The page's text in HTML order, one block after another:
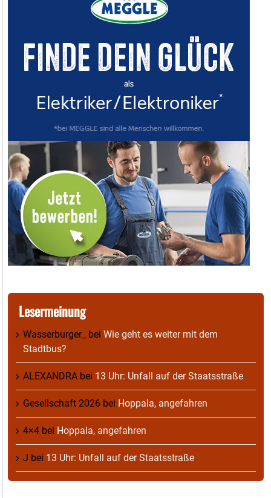
Lesermeinung
Wasserburger_ bei Wie geht es weiter mit dem
Stadtbus?
ALEXANDRA bei 13 Uhr: Unfall auf der Staatsstraße
Gesellschaft 2026 bei Hoppala, angefahren
4×4 bei Hoppala, angefahren
J bei 13 Uhr: Unfall auf der Staatsstraße